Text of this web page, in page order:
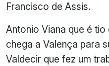
Francisco de Assis.
Antonio Viana que é
chega a Valença para
Valdecir que fez um